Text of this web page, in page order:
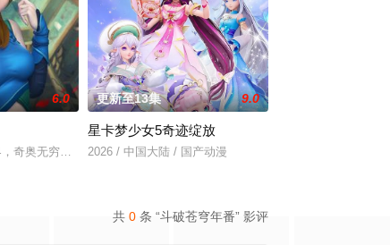
子世界。
6.0
奇奥无穷的时空妖灵之书，聂离追寻着世界真相。美丽温柔的叶紫芸、
更新至13集 9.0
星卡梦少女5奇迹绽放
2026 / 中国大陆 / 国产动漫
共 0 条 “斗破苍穹年番” 影评